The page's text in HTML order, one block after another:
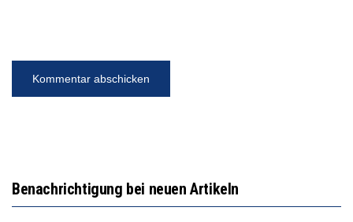
Benachrichtigung bei neuen Artikeln